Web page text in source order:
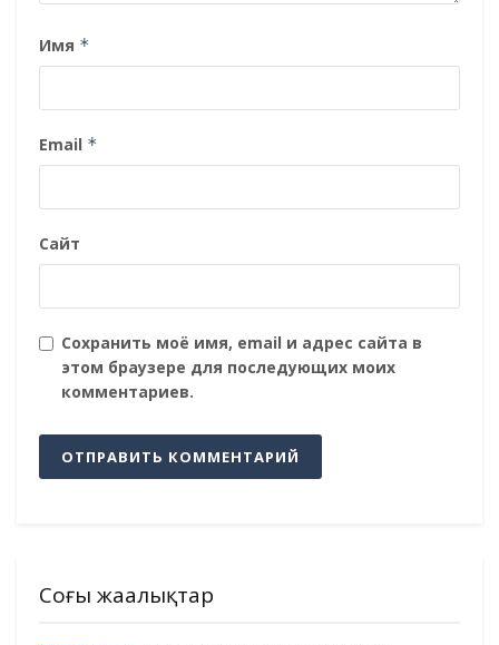
Имя *
Email *
Сайт
Сохранить моё имя, email и адрес сайта в
этом браузере для последующих моих
комментариев.
Соңғы жаңалықтар